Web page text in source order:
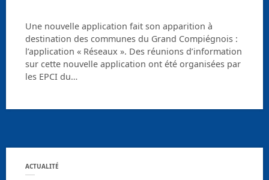
Une nouvelle application fait son apparition à
destination des communes du Grand Compiégnois :
l’application « Réseaux ». Des réunions d’information
sur cette nouvelle application ont été organisées par
les EPCI du…
ACTUALITÉ